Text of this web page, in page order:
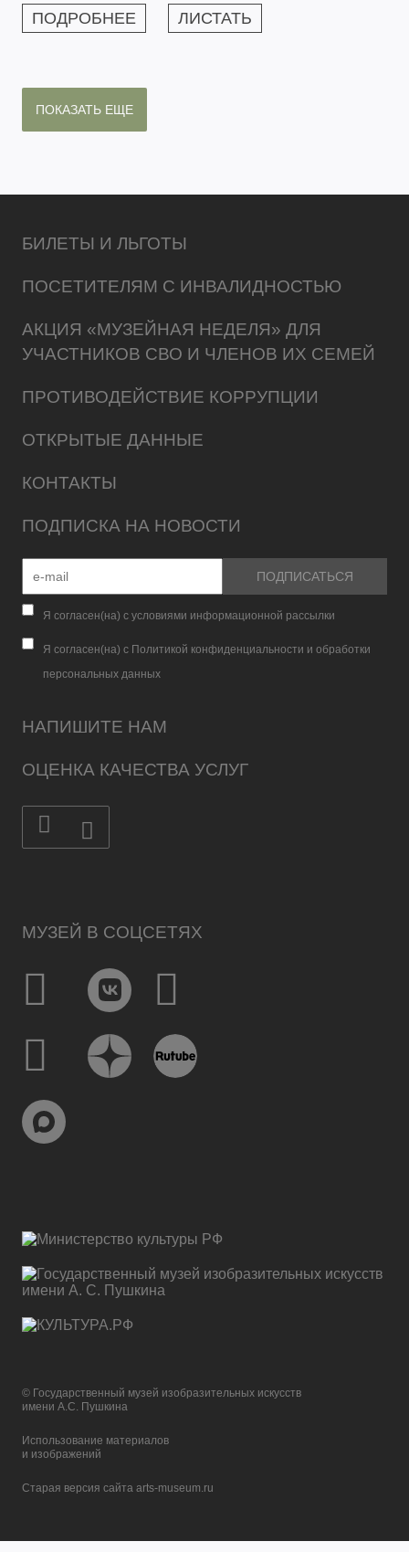
ПОДРОБНЕЕ ЛИСТАТЬ
ПОКАЗАТЬ ЕЩЕ
БИЛЕТЫ И ЛЬГОТЫ
ПОСЕТИТЕЛЯМ С ИНВАЛИДНОСТЬЮ
АКЦИЯ «МУЗЕЙНАЯ НЕДЕЛЯ» ДЛЯ
УЧАСТНИКОВ СВО И ЧЛЕНОВ ИХ СЕМЕЙ
ПРОТИВОДЕЙСТВИЕ КОРРУПЦИИ
ОТКРЫТЫЕ ДАННЫЕ
КОНТАКТЫ
МУЗЕЙ В СОЦСЕТЯХ
ПОДПИСКА НА НОВОСТИ
Я согласен(на) с условиями информационной рассылки
Я согласен(на) с Политикой конфиденциальности и обработки
персональных данных
НАПИШИТЕ НАМ
ОЦЕНКА КАЧЕСТВА УСЛУГ
© Государственный музей изобразительных искусств
имени А.С. Пушкина
Использование материалов
и изображений
Старая версия сайта arts-museum.ru